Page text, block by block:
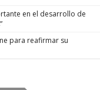
en el desarrollo de
para reafirmar su